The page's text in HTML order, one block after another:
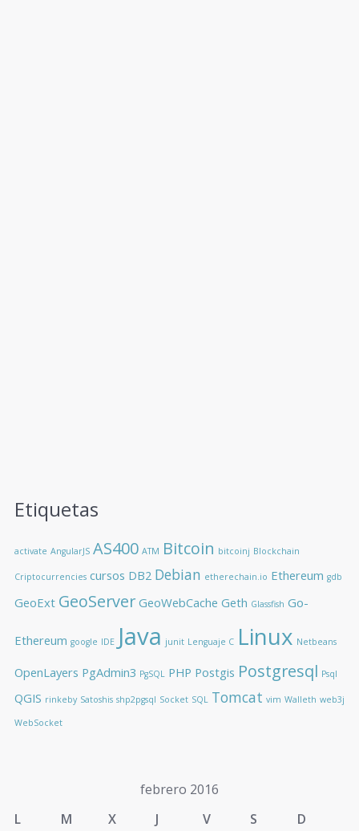
Etiquetas
activate AngularJS AS400 ATM Bitcoin bitcoinj Blockchain
Criptocurrencies cursos DB2 Debian etherechain.io Ethereum gdb
GeoExt GeoServer GeoWebCache Geth Glassfish Go-
Ethereum google IDE Java junit Lenguaje C Linux Netbeans
OpenLayers PgAdmin3 PgSQL PHP Postgis Postgresql Psql
QGIS rinkeby Satoshis shp2pgsql Socket SQL Tomcat vim Walleth web3j
WebSocket
febrero 2016
L
M X J V S D